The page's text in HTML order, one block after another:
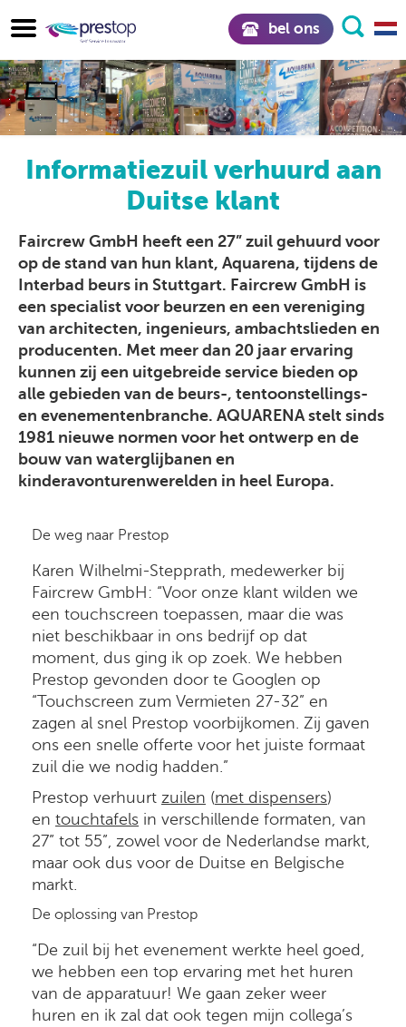
bel ons
Informatiezuil verhuurd aan
Duitse klant
Faircrew GmbH heeft een 27” zuil gehuurd voor
op de stand van hun klant, Aquarena, tijdens de
Interbad beurs in Stuttgart. Faircrew GmbH is
een specialist voor beurzen en een vereniging
van architecten, ingenieurs, ambachtslieden en
producenten. Met meer dan 20 jaar ervaring
kunnen zij een uitgebreide service bieden op
alle gebieden van de beurs-, tentoonstellings-
en evenementenbranche. AQUARENA stelt sinds
1981 nieuwe normen voor het ontwerp en de
bouw van waterglijbanen en
kinderavonturenwerelden in heel Europa.
De weg naar Prestop
Karen Wilhelmi-Stepprath, medewerker bij
Faircrew GmbH: “Voor onze klant wilden we
een touchscreen toepassen, maar die was
niet beschikbaar in ons bedrijf op dat
moment, dus ging ik op zoek. We hebben
Prestop gevonden door te Googlen op
“Touchscreen zum Vermieten 27-32” en
zagen al snel Prestop voorbijkomen. Zij gaven
ons een snelle offerte voor het juiste formaat
zuil die we nodig hadden.”
Prestop verhuurt zuilen (met dispensers)
en touchtafels in verschillende formaten, van
27” tot 55”, zowel voor de Nederlandse markt,
maar ook dus voor de Duitse en Belgische
markt.
De oplossing van Prestop
“De zuil bij het evenement werkte heel goed,
we hebben een top ervaring met het huren
van de apparatuur! We gaan zeker weer
huren en ik zal dat ook tegen mijn collega’s